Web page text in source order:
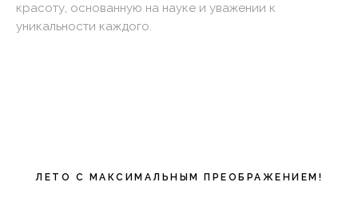
красоту, основанную на науке и уважении к
уникальности каждого.
ЛЕТО C МАКСИМАЛЬНЫМ ПРЕОБРАЖЕНИЕМ!